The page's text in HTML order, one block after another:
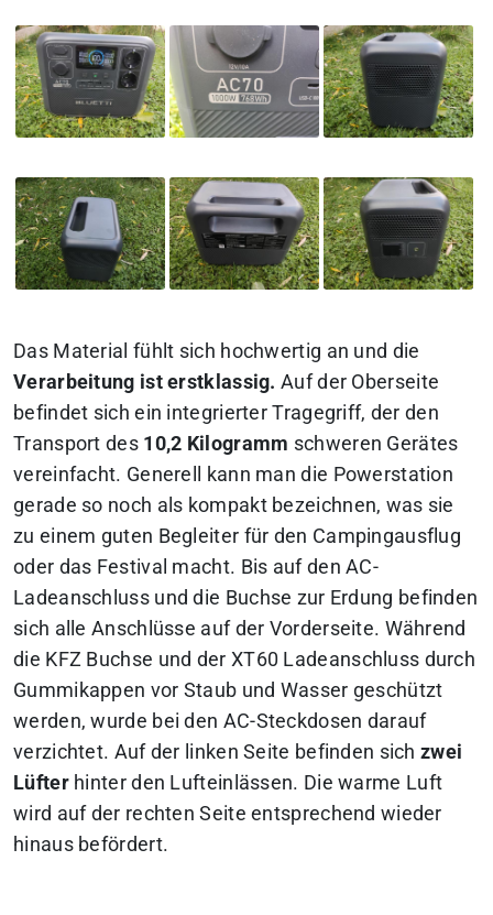
Das Material fühlt sich hochwertig an und die
Verarbeitung ist erstklassig. Auf der Oberseite
befindet sich ein integrierter Tragegriff, der den
Transport des 10,2 Kilogramm schweren Gerätes
vereinfacht. Generell kann man die Powerstation
gerade so noch als kompakt bezeichnen, was sie
zu einem guten Begleiter für den Campingausflug
oder das Festival macht. Bis auf den AC-
Ladeanschluss und die Buchse zur Erdung befinden
sich alle Anschlüsse auf der Vorderseite. Während
die KFZ Buchse und der XT60 Ladeanschluss durch
Gummikappen vor Staub und Wasser geschützt
werden, wurde bei den AC-Steckdosen darauf
verzichtet. Auf der linken Seite befinden sichzwei
Lüfterhinter den Lufteinlässen. Die warme Luft
wird auf der rechten Seite entsprechend wieder
hinaus befördert.